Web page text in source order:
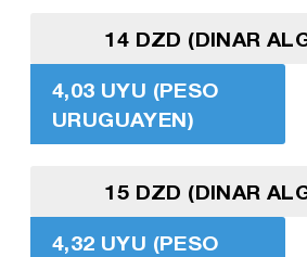
14 DZD (DINAR
4,03 UYU (PESO
URUGUAYEN)
15 DZD (DINAR
4,32 UYU (PESO